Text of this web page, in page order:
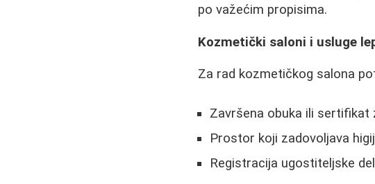
po važećim propisima.
Kozmetički saloni i usluge
Za rad kozmetičkog salona
Završena obuka ili sertifikat
Prostor koji zadovoljava
Registracija ugostiteljske